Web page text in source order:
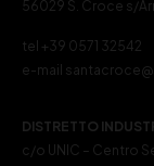
56029 S. Croce s/
tel +39 0571 32542
e-mail
DISTRETTO
c/o UNIC – Centro